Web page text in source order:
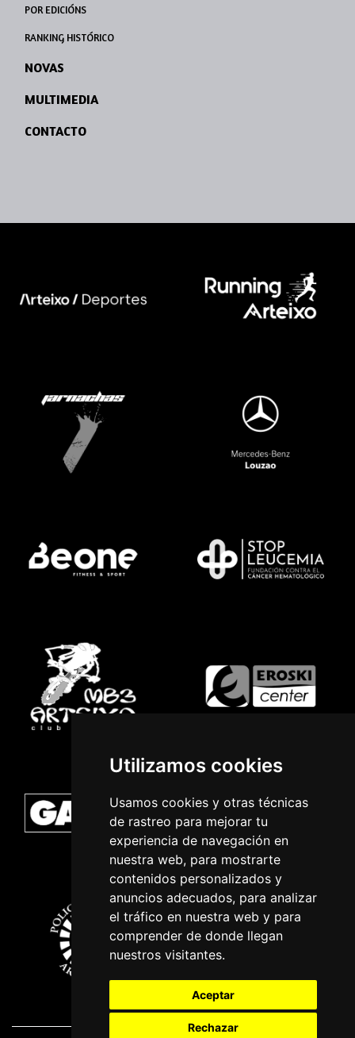
Utilizamos cookies
Usamos cookies y otras técnicas
de rastreo para mejorar tu
experiencia de navegación en
nuestra web, para mostrarte
contenidos personalizados y
anuncios adecuados, para analizar
el tráfico en nuestra web y para
comprender de donde llegan
nuestros visitantes.
Aceptar
Rechazar
POR EDICIÓNS
RANKING HISTÓRICO
NOVAS
MULTIMEDIA
CONTACTO